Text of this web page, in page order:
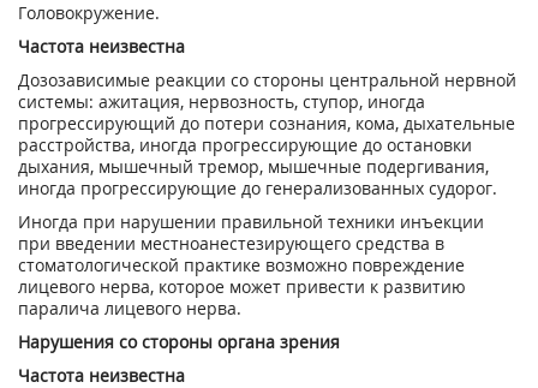
Головокружение.
Частота неизвестна
Дозозависимые реакции со стороны центральной нервной
системы: ажитация, нервозность, ступор, иногда
прогрессирующий до потери сознания, кома, дыхательные
расстройства, иногда прогрессирующие до остановки
дыхания, мышечный тремор, мышечные подергивания,
иногда прогрессирующие до генерализованных судорог.
Иногда при нарушении правильной техники инъекции
при введении местноанестезирующего средства в
стоматологической практике возможно повреждение
лицевого нерва, которое может привести к развитию
паралича лицевого нерва.
Нарушения со стороны органа зрения
Частота неизвестна